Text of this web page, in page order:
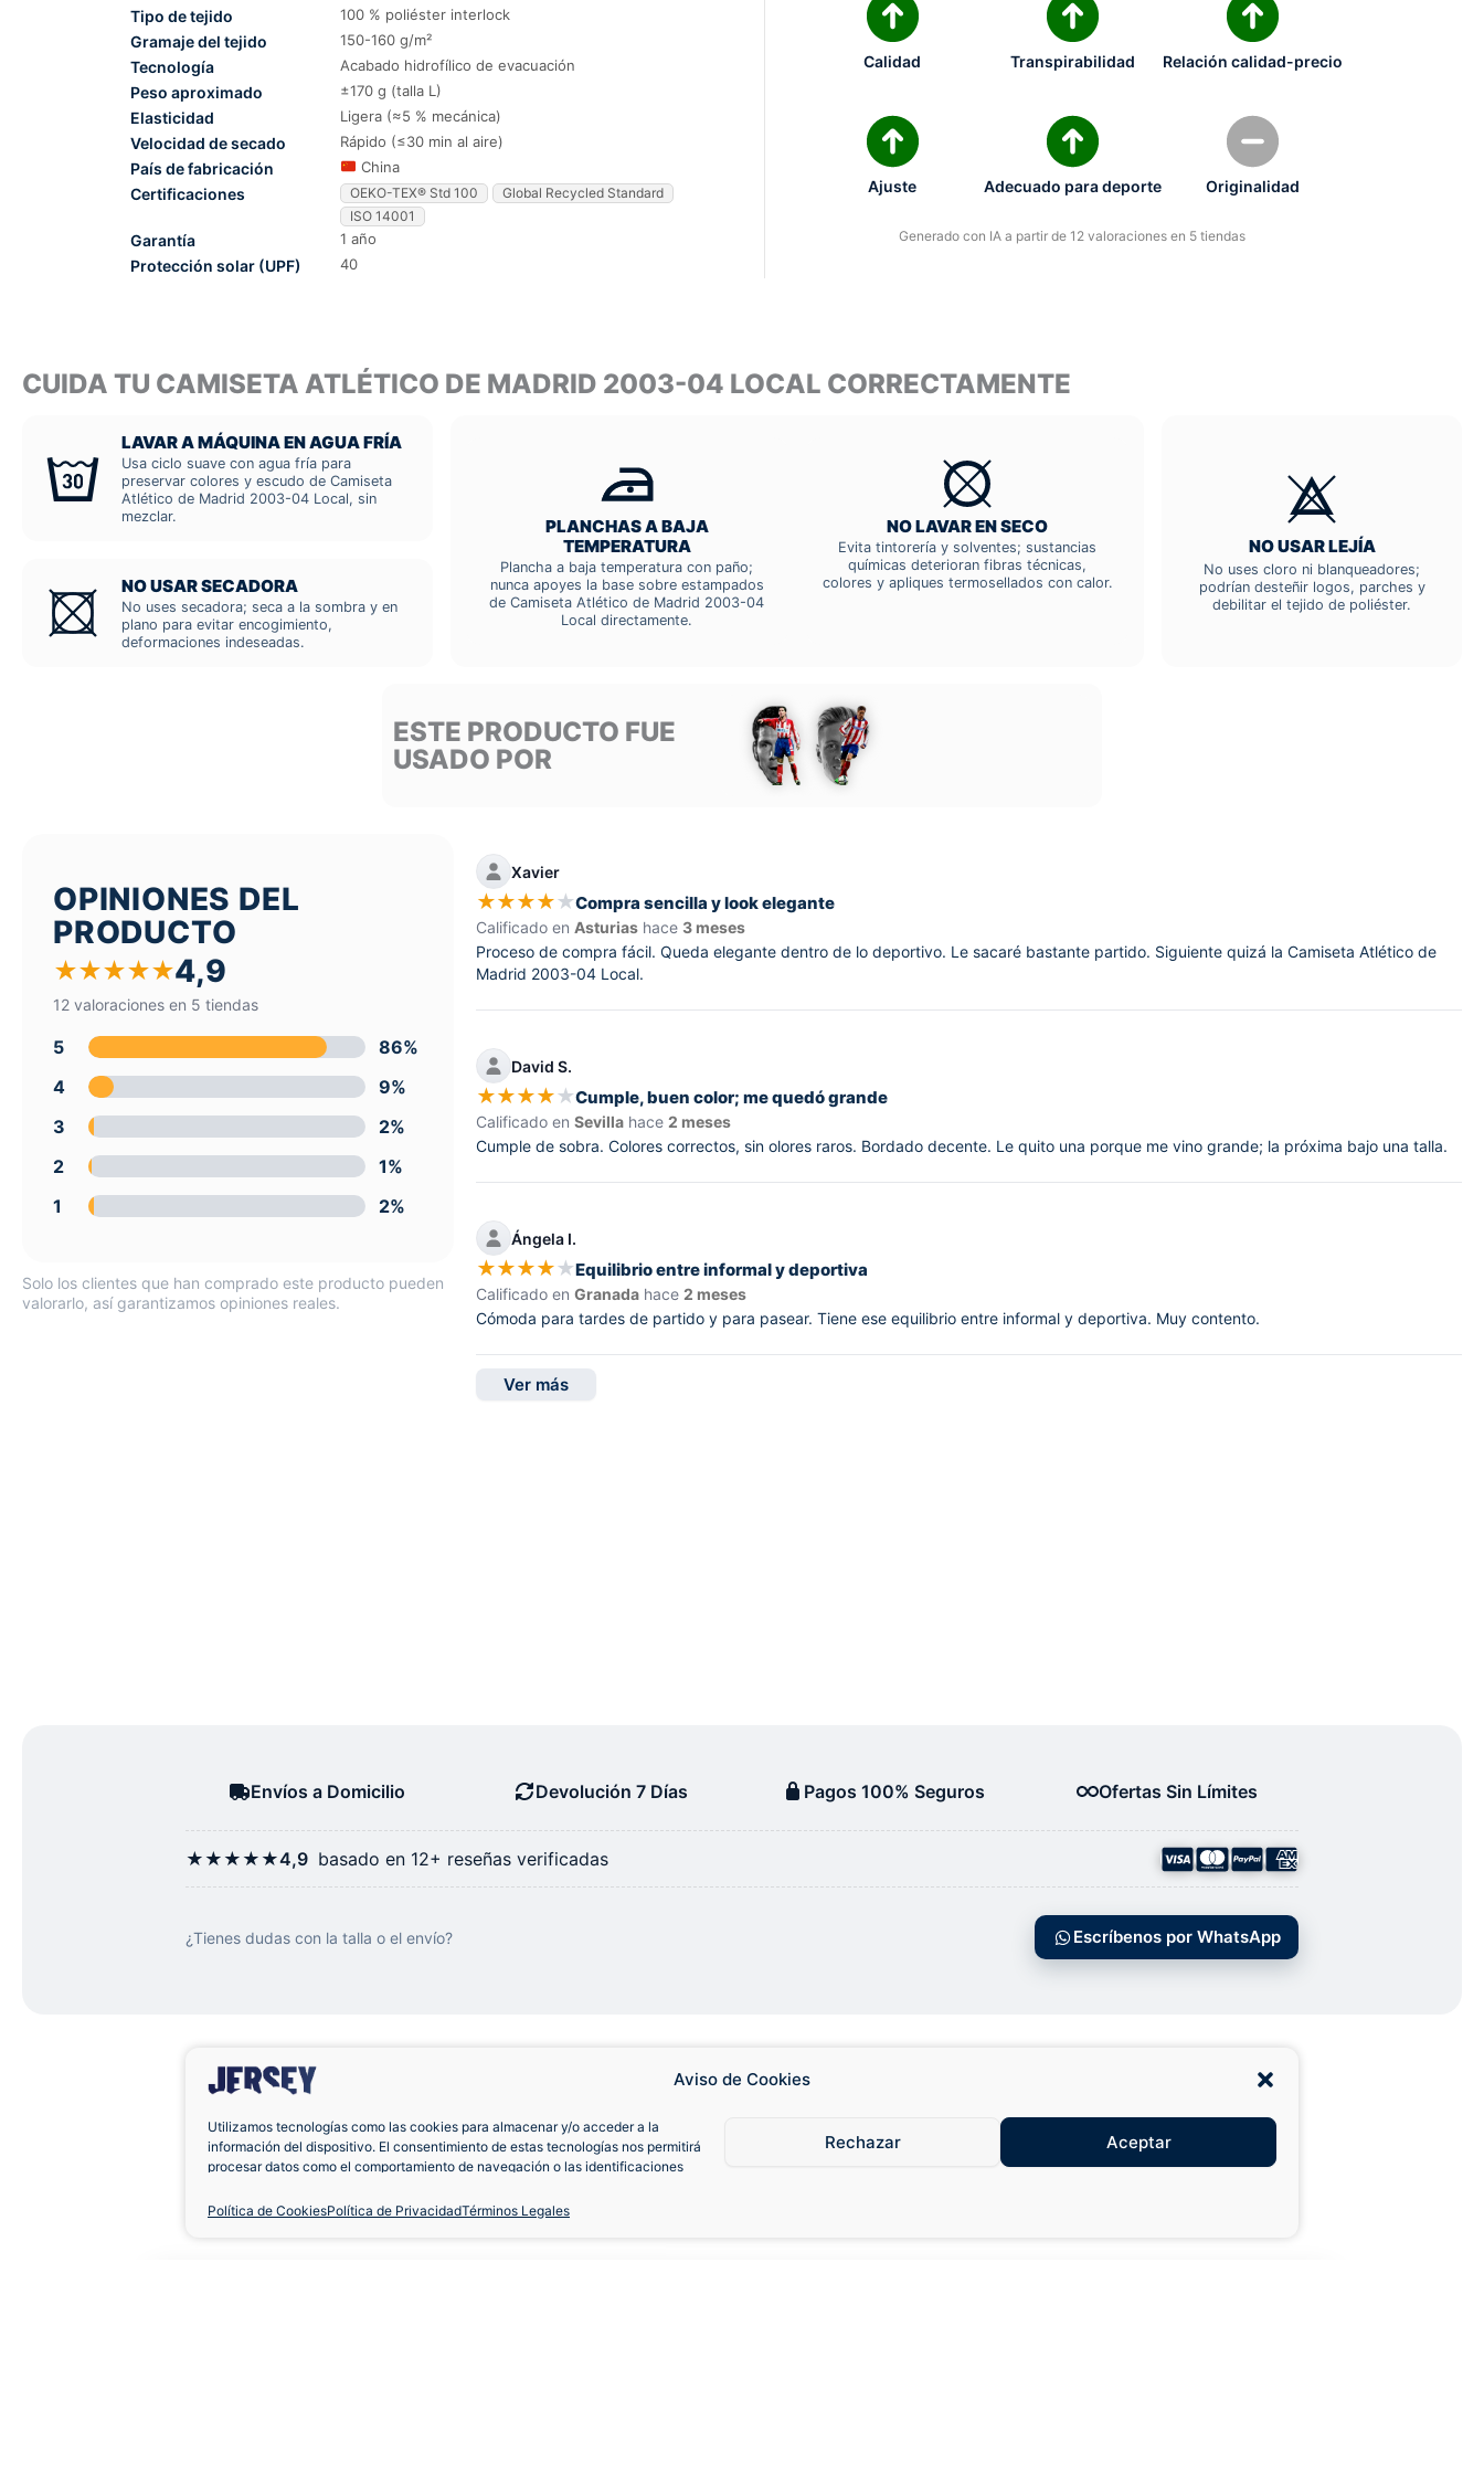
Aviso de Cookies
Utilizamos tecnologías como las cookies para almacenar y/o acceder a la
información del dispositivo. El consentimiento de estas tecnologías nos permitirá
procesar datos como el comportamiento de navegación o las identificaciones
negativamente a ciertas características y funciones.
Aceptar
Rechazar
Política de CookiesPolítica de PrivacidadTérminos Legales
Tipo de tejido 100 % poliéster interlock
Gramaje del tejido 150-160 g/m²
Tecnología Acabado hidrofílico de evacuación
Peso aproximado ±170 g (talla L)
Elasticidad Ligera (≈5 % mecánica)
Velocidad de secado Rápido (≤30 min al aire)
País de fabricación China
Certificaciones OEKO-TEX® Std 100
Global Recycled Standard
ISO 14001
Garantía 1 año
Protección solar (UPF) 40
Calidad Transpirabilidad Relación calidad-precio
Ajuste Adecuado para deporte Originalidad
Generado con IA a partir de 12 valoraciones en 5 tiendas
CUIDA TU CAMISETA ATLÉTICO DE MADRID 2003-04 LOCAL CORRECTAMENTE
LAVAR A MÁQUINA EN AGUA FRÍA
Usa ciclo suave con agua fría para
preservar colores y escudo de Camiseta
Atlético de Madrid 2003-04 Local, sin
mezclar.
NO USAR SECADORA
No uses secadora; seca a la sombra y en
plano para evitar encogimiento,
deformaciones indeseadas.
PLANCHAS A BAJA
TEMPERATURA
Plancha a baja temperatura con paño;
nunca apoyes la base sobre estampados
de Camiseta Atlético de Madrid 2003-04
Local directamente.
NO LAVAR EN SECO
Evita tintorería y solventes; sustancias
químicas deterioran fibras técnicas,
colores y apliques termosellados con calor.
NO USAR LEJÍA
No uses cloro ni blanqueadores;
podrían desteñir logos, parches y
debilitar el tejido de poliéster.
ESTE PRODUCTO FUE
USADO POR
OPINIONES DEL
PRODUCTO
★★★★★4,9
12 valoraciones en 5 tiendas
5
86%
4
9%
3
2%
2
1%
1
2%
Solo los clientes que han comprado este producto pueden
valorarlo, así garantizamos opiniones reales.
Xavier
★★★★★Compra sencilla y look elegante
Calificado en Asturias hace 3 meses
Proceso de compra fácil. Queda elegante dentro de lo deportivo. Le sacaré bastante partido. Siguiente quizá la Camiseta Atlético de
Madrid 2003-04 Local.
David S.
★★★★★Cumple, buen color; me quedó grande
Calificado enSevilla hace2 meses
Cumple de sobra. Colores correctos, sin olores raros. Bordado decente. Le quito una porque me vino grande; la próxima bajo una talla.
Ángela I.
★★★★★Equilibrio entre informal y deportiva
Calificado enGranada hace2 meses
Cómoda para tardes de partido y para pasear. Tiene ese equilibrio entre informal y deportiva. Muy contento.
Ver más
Envíos a Domicilio Devolución 7 Días Pagos 100% Seguros Ofertas Sin Límites
★★★★★4,9 basado en 12+ reseñas verificadas
¿Tienes dudas con la talla o el envío? Escríbenos por WhatsApp